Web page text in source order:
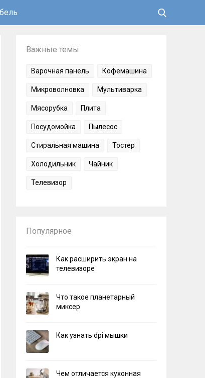
Важные темы
Варочная панель Кофемашина
Микроволновка Мультиварка
Мясорубка Плита
Посудомойка Пылесос
Стиральная машина Тостер
Холодильник Чайник
Телевизор
Популярное
Как расширить экран на
телевизоре
Что такое планетарный
миксер
Как узнать dpi мышки
Чем отличается кухонная